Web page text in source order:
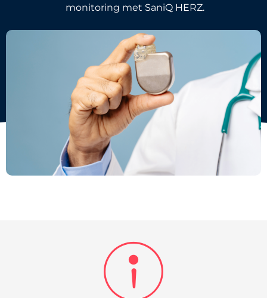
monitoring met SaniQ HERZ.